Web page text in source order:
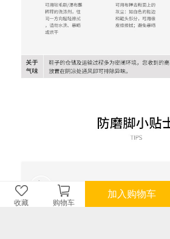
收藏 购物车
加入购物车